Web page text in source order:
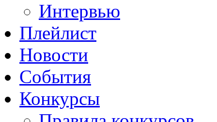
Интервью
Плейлист
Новости
События
Конкурсы